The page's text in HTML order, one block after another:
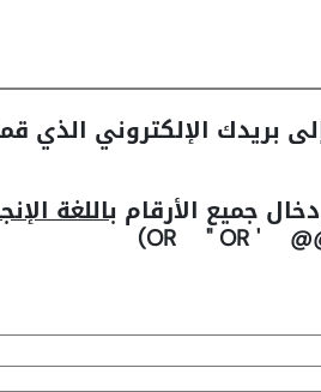
بريدك الإلكتروني الذي
جميع الأرقام باللغة
(-- ;--